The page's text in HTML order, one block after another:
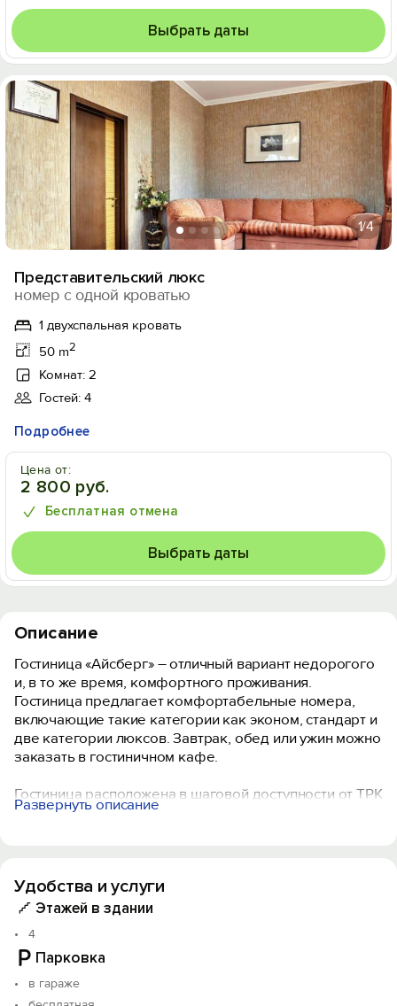
Выбрать даты
1/4
Представительский люкс
номер с одной кроватью
1 двухспальная кровать
50 m2
Комнат: 2
Гостей: 4
Подробнее
Цена от:
2 800 руб.
Бесплатная отмена
Выбрать даты
Описание
Гостиница «Айсберг» – отличный вариант недорогого
и, в то же время, комфортного проживания.
Гостиница предлагает комфортабельные номера,
включающие такие категории как эконом, стандарт и
две категории люксов. Завтрак, обед или ужин можно
заказать в гостиничном кафе.
Гостиница расположена в шаговой доступности от ТРК
«SBS Megamall», ТРК «Медиаплаза», Бизнес-центра
подземная парковка, автомойка, тренажерный зал и
баня «Хаммам».
Объект прошёл классификацию. Номер реестровой
записи: С232024020834.
Развернуть описание
Удобства и услуги
Этажей в здании
4
Парковка
в гараже